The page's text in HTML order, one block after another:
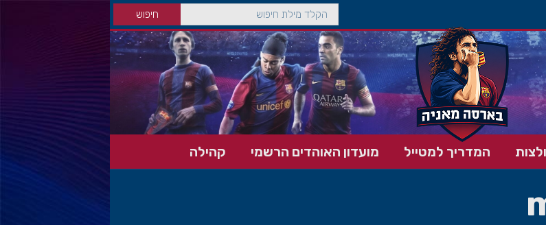
המדריך למטייל מועדון האוהדים הרשמי קהילה